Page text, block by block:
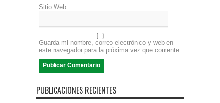
Sitio Web
Guarda mi nombre, correo electrónico y web en
este navegador para la próxima vez que comente.
PUBLICACIONES RECIENTES